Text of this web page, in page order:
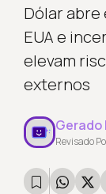
Dólar abre
EUA e
elevam
externos
Gerado
Revisado